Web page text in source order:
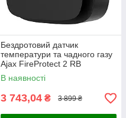
Бездротовий датчик
температури та чадного газу
Ajax FireProtect 2 RB
(Heat/CO) Black
В наявності
3 743,04 ₴ 3 899 ₴